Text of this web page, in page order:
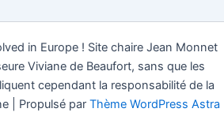
in Europe ! Site chaire Jean Monnet
Viviane de Beaufort, sans que les
cependant la responsabilité de la
| Propulsé par Thème WordPress Astra